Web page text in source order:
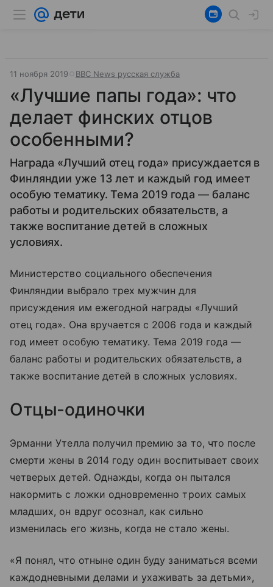
11 ноября 2019 ВВС News русская служба
«Лучшие папы года»: что
делает финских отцов
особенными?
Награда «Лучший отец года» присуждается в
Финляндии уже 13 лет и каждый год имеет
особую тематику. Тема 2019 года — баланс
работы и родительских обязательств, а
также воспитание детей в сложных
условиях.
Министерство социального обеспечения
Финляндии выбрало трех мужчин для
присуждения им ежегодной награды «Лучший
отец года». Она вручается с 2006 года и каждый
год имеет особую тематику. Тема 2019 года —
баланс работы и родительских обязательств, а
также воспитание детей в сложных условиях.
Отцы-одиночки
Эрманни Утелла получил премию за то, что после
смерти жены в 2014 году один воспитывает своих
четверых детей. Однажды, когда он пытался
накормить с ложки одновременно троих самых
младших, он вдруг осознал, как сильно
изменилась его жизнь, когда не стало жены.
«Я понял, что отныне один буду заниматься всеми
каждодневными делами и ухаживать за детьми»,